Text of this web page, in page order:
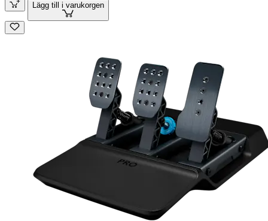
Lägg till i varukorgen